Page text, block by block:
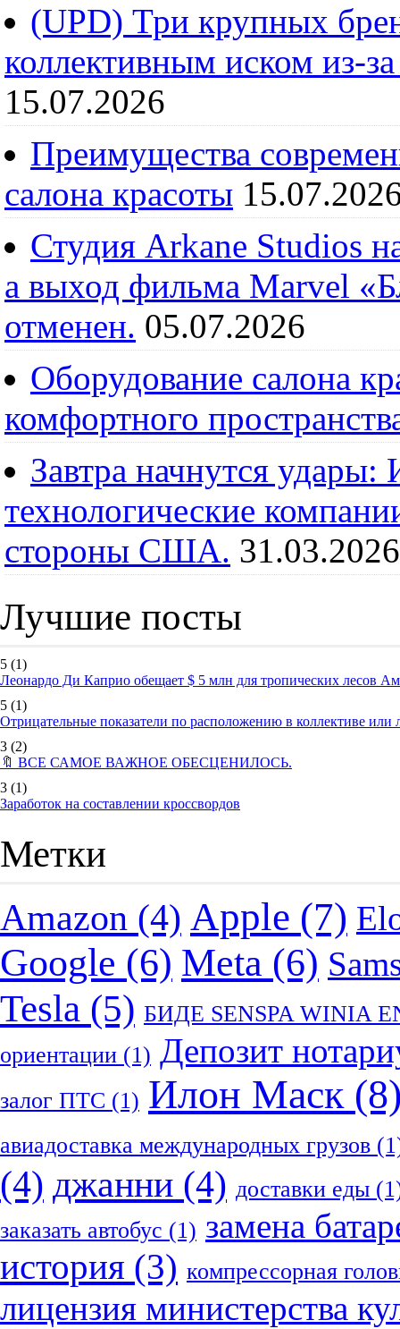
(UPD) Три крупных
коллективным иском из-
15.07.2026
Преимущества
салона красоты
Студия Arkane Studios
а выход фильма Marvel
отменен. 05.07.2026
Оборудование салона
комфортного
Завтра начнутся
технологические
стороны США. 31.03.2026
Лучшие посты
5 (1)
Леонардо Ди Каприо обещает $ 5 млн для тропических лесов
5 (1)
Отрицательные показатели по расположению в коллективе
3 (2)
🔖 ВСЕ САМОЕ ВАЖНОЕ ОБЕСЦЕНИЛОСЬ.
3 (1)
Заработок на составлении кроссвордов
Метки
Amazon (4) Apple (7)
Google (6) Meta (6)
Tesla (5) БИДЕ SENSPA WINIA
ориентации (1) Депозит
залог ПТС (1) Илон Маск
авиадоставка международных грузов
(4) джанни (4) доставки еды
заказать автобус (1) замена
история (3) компрессорная
лицензия министерства